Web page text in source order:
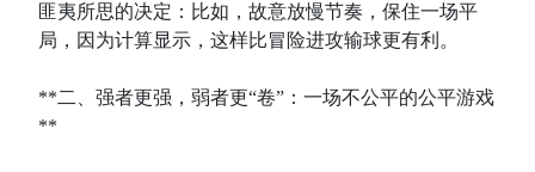
匪夷所思的决定：比如，故意放慢节奏，保住一场平
局，因为计算显示，这样比冒险进攻输球更有利。
**二、强者更强，弱者更“卷”：一场不公平的公平游戏
**